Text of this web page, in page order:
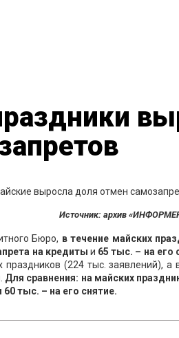
Источник: архив
Бюро, в течение майских
на кредиты и 65тыс. – на его
праздников (224 тыс. заявлений),
Для сравнения: на майских
тыс. – на его снятие.